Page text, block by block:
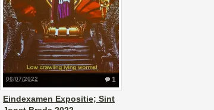
1
06/07/2022
Eindexamen Expositie; Sint